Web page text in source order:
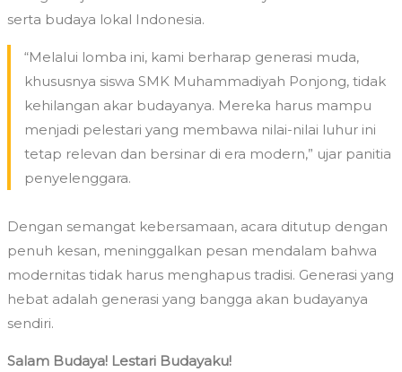
serta budaya lokal Indonesia.
“Melalui lomba ini, kami berharap generasi muda,
khususnya siswa SMK Muhammadiyah Ponjong, tidak
kehilangan akar budayanya. Mereka harus mampu
menjadi pelestari yang membawa nilai-nilai luhur ini
tetap relevan dan bersinar di era modern,” ujar panitia
penyelenggara.
Dengan semangat kebersamaan, acara ditutup dengan
penuh kesan, meninggalkan pesan mendalam bahwa
modernitas tidak harus menghapus tradisi. Generasi yang
hebat adalah generasi yang bangga akan budayanya
sendiri.
Salam Budaya! Lestari Budayaku!